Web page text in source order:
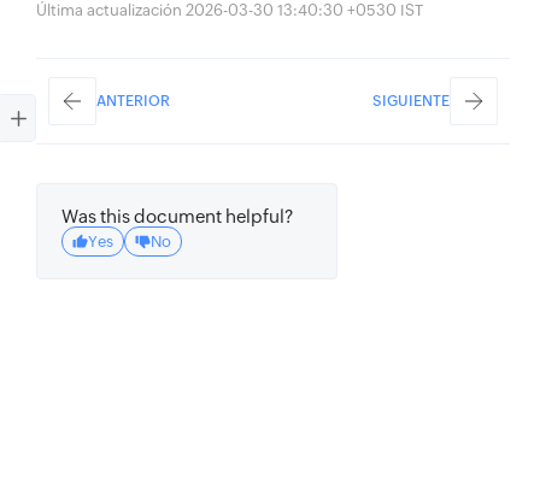
Última actualización 2026-03-30 13:40:30 +0530 IST
ANTERIOR SIGUIENTE
Was this document helpful?
Yes No